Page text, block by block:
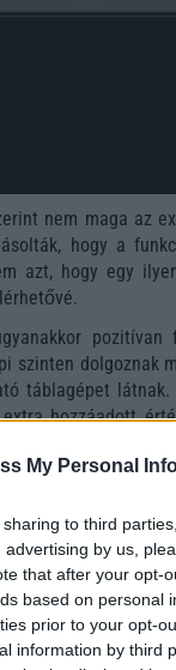
My Personal
to third
by us,
that after your opt-
based on personal
prior to your opt-
information by third
nem maga az
hogy a
azt, hogy egy
szinten dolgoznak
táblagépet
hozzáadott
jelenthet a
nem számít